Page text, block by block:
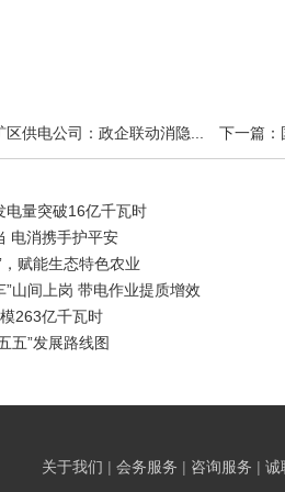
供电公司：政企联动消隐... 下一篇：
电量突破16亿千瓦时
电消携手护平安
赋能生态特色农业
山间上岗 带电作业提质增效
263亿千瓦时
五”发展路线图
关于我们 | 会务服务 | 咨询服务 | 诚